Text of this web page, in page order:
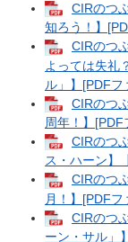
CIRのつ
知ろう！】
CIRのつ
よっては失礼
ル」】[PDFフ
CIRのつ
周年！】
CIRのつ
ス・ハーン】
CIRのつ
月！】[PDF
CIRのつ
ーン・サル」